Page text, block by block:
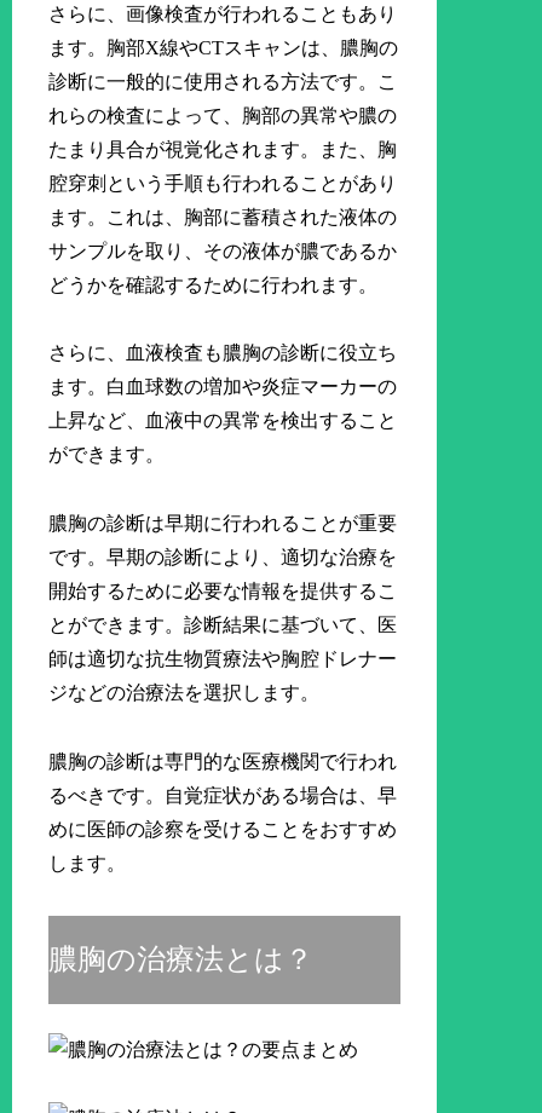
さらに、画像検査が行われることもあり
ます。胸部X線やCTスキャンは、膿胸の
診断に一般的に使用される方法です。こ
れらの検査によって、胸部の異常や膿の
たまり具合が視覚化されます。また、胸
腔穿刺という手順も行われることがあり
ます。これは、胸部に蓄積された液体の
サンプルを取り、その液体が膿であるか
どうかを確認するために行われます。
さらに、血液検査も膿胸の診断に役立ち
ます。白血球数の増加や炎症マーカーの
上昇など、血液中の異常を検出すること
ができます。
膿胸の診断は早期に行われることが重要
です。早期の診断により、適切な治療を
開始するために必要な情報を提供するこ
とができます。診断結果に基づいて、医
師は適切な抗生物質療法や胸腔ドレナー
ジなどの治療法を選択します。
膿胸の診断は専門的な医療機関で行われ
るべきです。自覚症状がある場合は、早
めに医師の診察を受けることをおすすめ
します。
膿胸の治療法とは？